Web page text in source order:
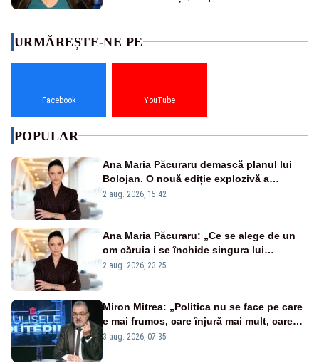
URMĂREȘTE-NE PE
Facebook YouTube
POPULAR
Ana Maria Păcuraru demască planul lui
Bolojan. O nouă ediție explozivă a
emisiunii „Miza Zilei” la Realitatea PLUS
2 aug. 2026, 15:42
Ana Maria Păcuraru: „Ce se alege de un
om căruia i se închide singura lui
portiță?”
2 aug. 2026, 23:25
Miron Mitrea: „Politica nu se face pe care
e mai frumos, care înjură mai mult, care
țipă mai tare, ci pe proiecte”
3 aug. 2026, 07:35